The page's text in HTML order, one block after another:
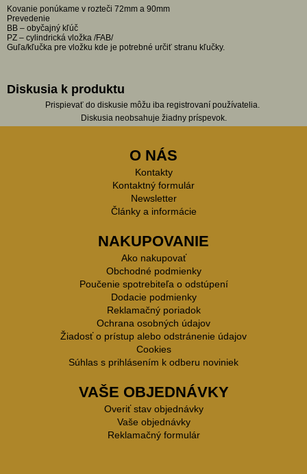
Kovanie ponúkame v rozteči 72mm a 90mm
Prevedenie
BB – obyčajný kľúč
PZ – cylindrická vložka /FAB/
Guľa/kľučka pre vložku kde je potrebné určiť stranu kľučky.
Diskusia k produktu
Prispievať do diskusie môžu iba registrovaní používatelia.
Diskusia neobsahuje žiadny príspevok.
O NÁS
Kontakty
Kontaktný formulár
Newsletter
Články a informácie
NAKUPOVANIE
Ako nakupovať
Obchodné podmienky
Poučenie spotrebiteľa o odstúpení
Dodacie podmienky
Reklamačný poriadok
Ochrana osobných údajov
Žiadosť o prístup alebo odstránenie údajov
Cookies
Súhlas s prihlásením k odberu noviniek
VAŠE OBJEDNÁVKY
Overiť stav objednávky
Vaše objednávky
Reklamačný formulár